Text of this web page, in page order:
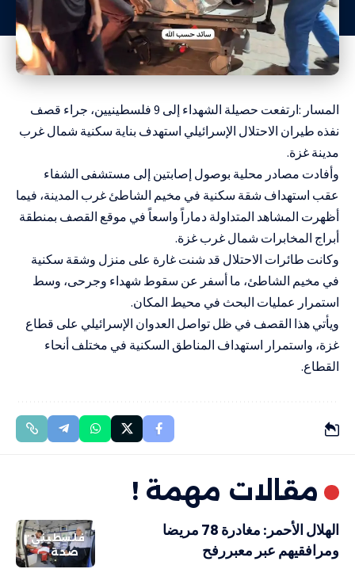
المسار :ارتفعت حصيلة الشهداء إلى 9 فلسطينيين، جراء قصف
نفذه طيران الاحتلال الإسرائيلي استهدف بناية سكنية شمال غرب
مدينة غزة.
وأفادت مصادر محلية بوصول إصابتين إلى مستشفى الشفاء
عقب استهداف شقة سكنية في مخيم الشاطئ غرب المدينة، فيما
أظهرت المشاهد المتداولة دماراً واسعاً في موقع القصف بمنطقة
أبراج المخابرات شمال غرب غزة.
وكانت طائرات الاحتلال قد شنت غارة على منزل وشقة سكنية
في مخيم الشاطئ، ما أسفر عن سقوط شهداء وجرحى، وسط
استمرار عمليات البحث في محيط المكان.
ويأتي هذا القصف في ظل تواصل العدوان الإسرائيلي على قطاع
غزة، واستمرار استهداف المناطق السكنية في مختلف أنحاء
القطاع.
مقالات مهمة !
فلسطيني
صحة
الهلال الأحمر: مغادرة 78 مريضا
ومرافقيهم عبر معبررفح